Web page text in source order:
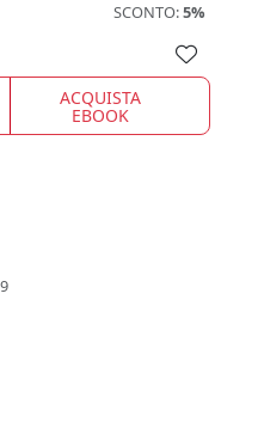
SCONTO:5%
ACQUISTA
EBOOK